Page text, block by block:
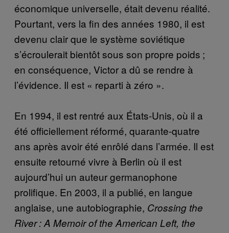
économique universelle, était devenu réalité.
Pourtant, vers la fin des années 1980, il est
devenu clair que le système soviétique
s’écroulerait bientôt sous son propre poids ;
en conséquence, Victor a dû se rendre à
l’évidence. Il est « reparti à zéro ».
En 1994, il est rentré aux États-Unis, où il a
été officiellement réformé, quarante-quatre
ans après avoir été enrôlé dans l’armée. Il est
ensuite retourné vivre à Berlin où il est
aujourd’hui un auteur germanophone
prolifique. En 2003, il a publié, en langue
anglaise, une autobiographie, Crossing the
River : A Memoir of the American Left, the